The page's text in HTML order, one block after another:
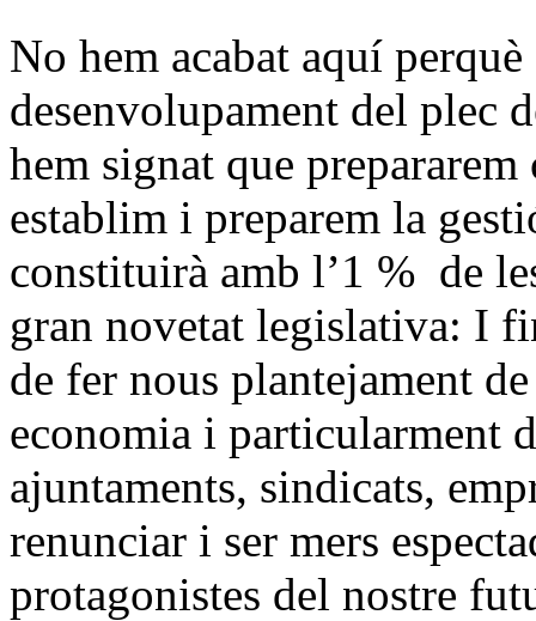
No hem acabat aquí
desenvolupament del plec
hem signat que
establim i preparem la
constituirà amb l’1 % de
gran novetat legislativa: I
de fer nous plantejament
economia i particularment
ajuntaments, sindicats,
renunciar i ser mers
protagonistes del nostre